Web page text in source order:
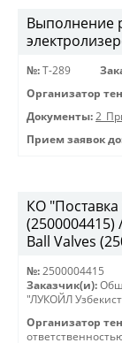
Выполнение
№: Т-289
Организатор
Документы:
Прием заявок
КО
Ball Valves
№: 2500004415
Заказчик(и):
"ЛУКОЙЛ
Организатор